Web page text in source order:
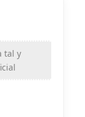
tal y